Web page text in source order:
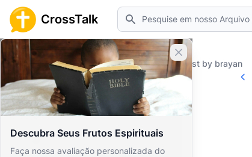
CrossTalk Pesquisar
Fechar banner
Descubra Seus Frutos Espirituais
Faça nossa avaliação personalizada do
Home Prayer Wall Prayer Request by brayan
Início
Arquivo de Perguntas
Nosso blog